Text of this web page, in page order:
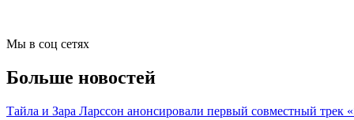
Мы в соц сетях
Больше новостей
Тайла и Зара Ларссон анонсировали первый совместный